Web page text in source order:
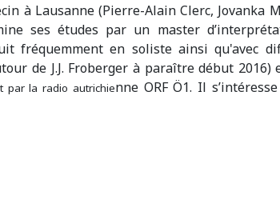
à Lausanne (Pierre-Alain Clerc,
ses études par un master
fréquemment en soliste ainsi qu'avec
de J.J. Froberger à paraître début
par la radio autrichienne ORF Ö1. Il